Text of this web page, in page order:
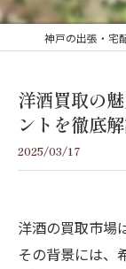
洋酒買取の
ントを徹底
2025/03/17
洋酒の買取市場
その背景には、